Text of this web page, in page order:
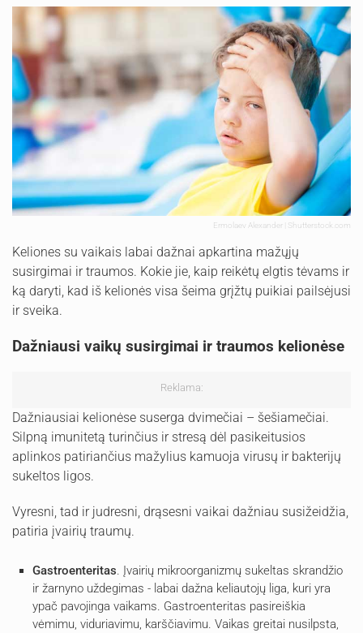
Ermolaev Alexander | Shutterstock.com
Keliones su vaikais labai dažnai apkartina mažųjų
susirgimai ir traumos. Kokie jie, kaip reikėtų elgtis tėvams ir
ką daryti, kad iš kelionės visa šeima grįžtų puikiai pailsėjusi
ir sveika.
Dažniausi vaikų susirgimai ir traumos kelionėse
Reklama:
Dažniausiai kelionėse suserga dvimečiai – šešiamečiai.
Silpną imunitetą turinčius ir stresą dėl pasikeitusios
aplinkos patiriančius mažylius kamuoja virusų ir bakterijų
sukeltos ligos.
Vyresni, tad ir judresni, drąsesni vaikai dažniau susižeidžia,
patiria įvairių traumų.
Gastroenteritas. Įvairių mikroorganizmų sukeltas skrandžio
ir žarnyno uždegimas - labai dažna keliautojų liga, kuri yra
ypač pavojinga vaikams. Gastroenteritas pasireiškia
vėmimu, viduriavimu, karščiavimu. Vaikas greitai nusilpsta,